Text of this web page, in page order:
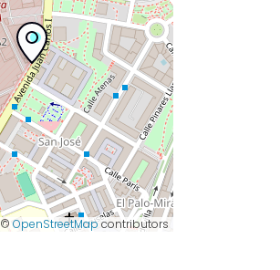
© OpenStreetMapcontributors